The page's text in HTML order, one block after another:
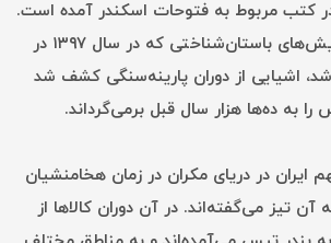
کتب مربوط به فتوحات اسکندر آمده است.
البته در آخرین پیمایش‌های باستان‌شناختی که در سال ۱۳۹۷ در
اشیایی از دوران پارینه‌سنگی کشف شد
را به ده‌ها هزار سال قبل برمی‌گرداند.
ایران در دریای مکران در زمان هخامنشیان
تیز می‌گفته‌اند. در آن دوران کالاها از